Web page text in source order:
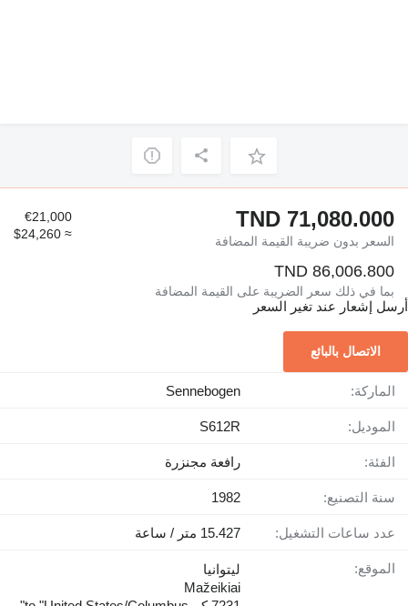
TND 71,080.000
السعر بدون ضريبة القيمة المضافة
€21,000
≈ $24,260
TND 86,006.800
بما في ذلك سعر الضريبة على القيمة المضافة
أرسل إشعار عند تغير السعر
الاتصال بالبائع
الماركة: Sennebogen
الموديل: S612R
الفئة: رافعة مجنزرة
سنة التصنيع: 1982
عدد ساعات التشغيل: 15.427 متر / ساعة
الموقع:
ليتوانيا
Mažeikiai